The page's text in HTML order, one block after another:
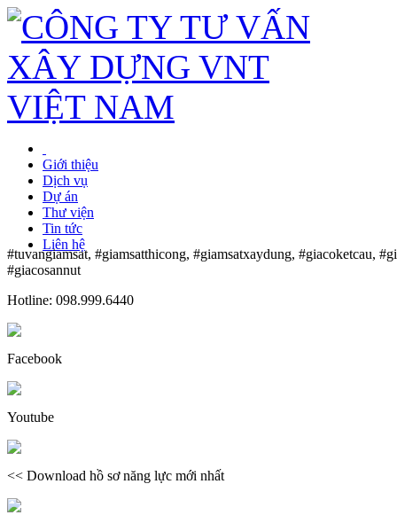
Giới thiệu
Dịch vụ
Dự án
Thư viện
Tin tức
Liên hệ
#tuvangiamsat, #giamsatthicong, #giamsatxaydung, #giacoketcau,
#giacosannut
Hotline: 098.999.6440
Facebook
Youtube
<< Download hồ sơ năng lực mới nhất